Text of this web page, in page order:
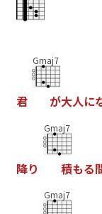
君
Gmaj7
が大人に
降り
Gmaj7
積もる
Gmaj7